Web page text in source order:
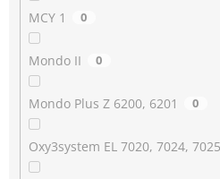
MCY 1 0
Mondo II 0
Mondo Plus Z 6200, 6201 0
Oxy3system EL 7020, 7024, 7025